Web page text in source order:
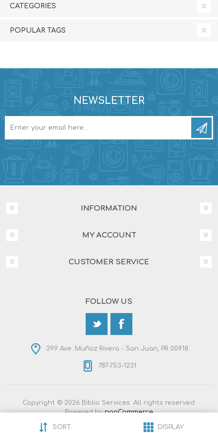
CATEGORIES
POPULAR TAGS
NEWSLETTER
INFORMATION
MY ACCOUNT
CUSTOMER SERVICE
FOLLOW US
399 Ave. Muñoz Rivera - San Juan, PR 00918
787-753-1231
Copyright © 2026 Biblio Services. All rights reserved.
Powered bynopCommerce
Nop-Templates.com
SORT
DISPLAY